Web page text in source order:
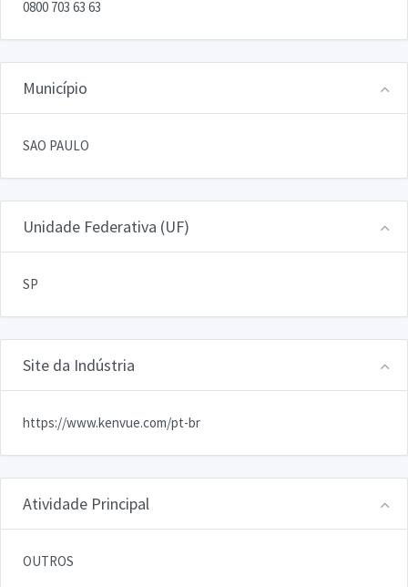
0800 703 63 63
Município
SAO PAULO
Unidade Federativa (UF)
SP
Site da Indústria
https://www.kenvue.com/pt-br
Atividade Principal
OUTROS